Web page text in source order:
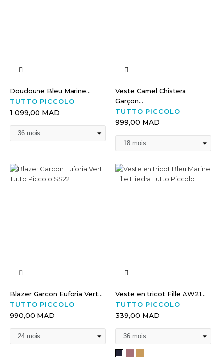
Doudoune Bleu Marine...
TUTTO PICCOLO
1 099,00 MAD
Veste Camel Chistera
Garçon...
TUTTO PICCOLO
999,00 MAD
Blazer Garcon Euforia Vert...
TUTTO PICCOLO
990,00 MAD
Veste en tricot Fille AW21...
TUTTO PICCOLO
339,00 MAD